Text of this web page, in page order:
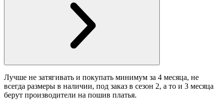
Лучше не затягивать и покупать минимум за 4 месяца, не
всегда размеры в наличии, под заказ в сезон 2, а то и 3 месяца
берут производители на пошив платья.